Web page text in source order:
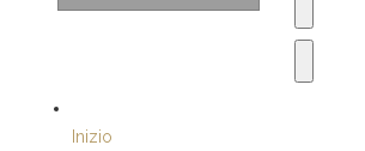
Inizio